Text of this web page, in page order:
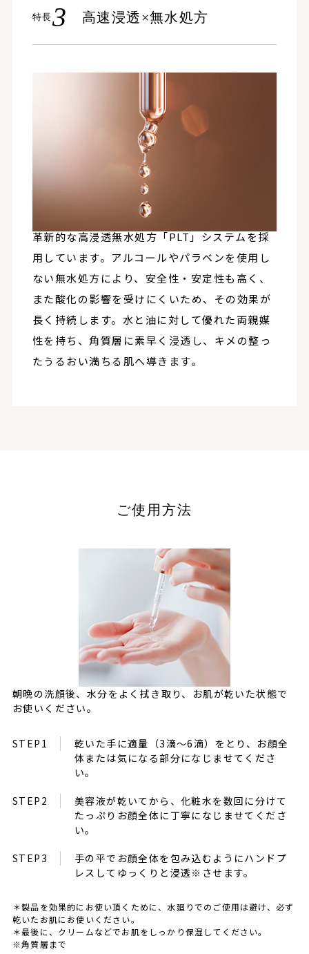
特長3 高速浸透×無水処方
革新的な高浸透無水処方「PLT」システムを採
用しています。アルコールやパラベンを使用し
ない無水処方により、安全性・安定性も高く、
また酸化の影響を受けにくいため、その効果が
長く持続します。水と油に対して優れた両親媒
性を持ち、角質層に素早く浸透し、キメの整っ
たうるおい満ちる肌へ導きます。
ご使用方法
朝晩の洗顔後、水分をよく拭き取り、お肌が乾いた状態で
お使いください。
乾いた手に適量（3滴〜6滴）をとり、お顔全
体または気になる部分になじませてくださ
い。
美容液が乾いてから、化粧水を数回に分けて
たっぷりお顔全体に丁寧になじませてくださ
い。
手の平でお顔全体を包み込むようにハンドプ
レスしてゆっくりと浸透※させます。
＊製品を効果的にお使い頂くために、水廻りでのご使用は避け、必ず
乾いたお肌にお使いください。
＊最後に、クリームなどでお肌をしっかり保湿してください。
※角質層まで